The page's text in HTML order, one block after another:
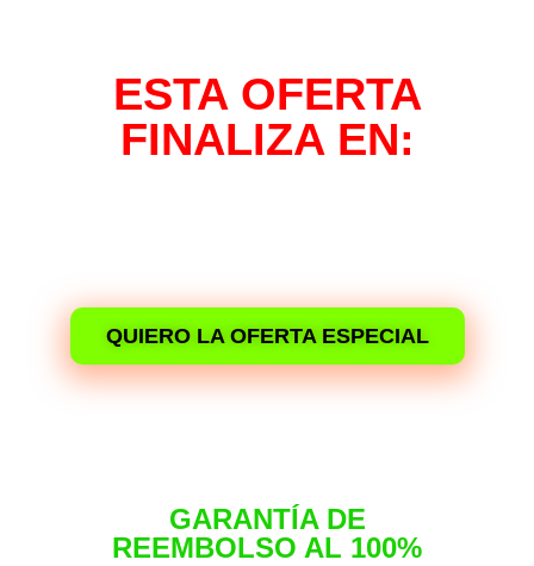
ESTA OFERTA
FINALIZA EN:
QUIERO LA OFERTA ESPECIAL
GARANTÍA DE
REEMBOLSO AL 100%